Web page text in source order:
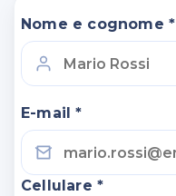
Nome e cognome *
E-mail *
Cellulare *